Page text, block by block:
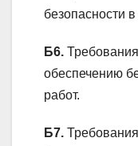
безопасности
Б6.
обеспечению
работ.
Б7.